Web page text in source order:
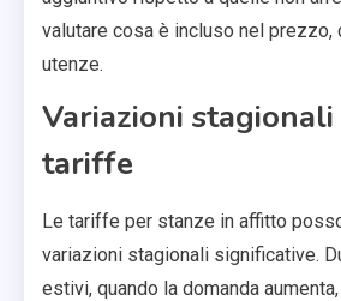
valutare cosa è incluso nel prezzo,
utenze.
Variazioni
tariffe
Le tariffe per stanze in affitto
variazioni stagionali significative.
estivi, quando la domanda